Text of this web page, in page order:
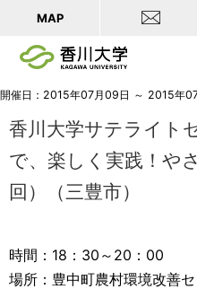
MAP
開催日：2015年07月09日 ～ 2015年
香川大学サテライト
で、楽しく実践！や
回）（三豊市）
時間：18：30～20：00
場所：豊中町農村環境改善